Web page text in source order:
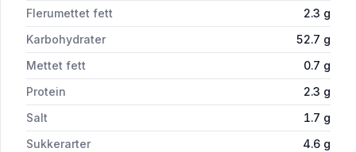
Flerumettet fett
2.3 g
Karbohydrater
52.7 g
Mettet fett
0.7 g
Protein
2.3 g
Salt
1.7 g
Sukkerarter
4.6 g